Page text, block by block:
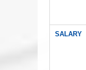
SALARY